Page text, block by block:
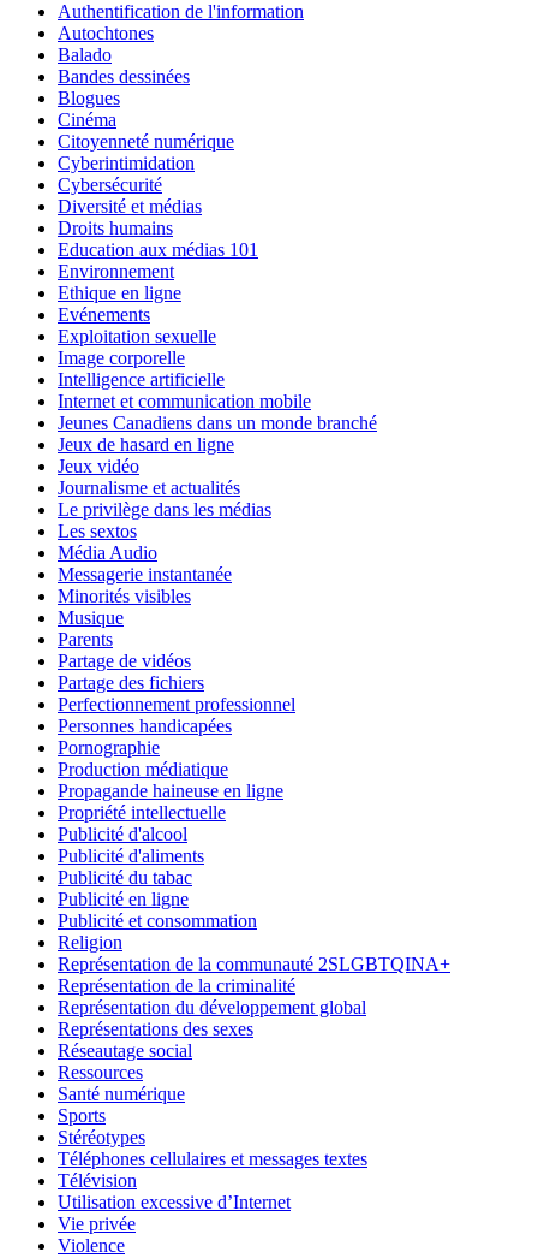
Authentification de l'information
Autochtones
Balado
Bandes dessinées
Blogues
Cinéma
Citoyenneté numérique
Cyberintimidation
Cybersécurité
Diversité et médias
Droits humains
Education aux médias 101
Environnement
Ethique en ligne
Evénements
Exploitation sexuelle
Image corporelle
Intelligence artificielle
Internet et communication mobile
Jeunes Canadiens dans un monde branché
Jeux de hasard en ligne
Jeux vidéo
Journalisme et actualités
Le privilège dans les médias
Les sextos
Média Audio
Messagerie instantanée
Minorités visibles
Musique
Parents
Partage de vidéos
Partage des fichiers
Perfectionnement professionnel
Personnes handicapées
Pornographie
Production médiatique
Propagande haineuse en ligne
Propriété intellectuelle
Publicité d'alcool
Publicité d'aliments
Publicité du tabac
Publicité en ligne
Publicité et consommation
Religion
Représentation de la communauté 2SLGBTQINA+
Représentation de la criminalité
Représentation du développement global
Représentations des sexes
Réseautage social
Ressources
Santé numérique
Sports
Stéréotypes
Téléphones cellulaires et messages textes
Télévision
Utilisation excessive d’Internet
Vie privée
Violence